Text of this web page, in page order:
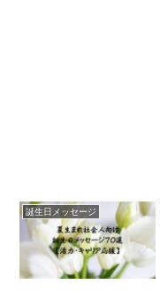
誕生日メッセージ